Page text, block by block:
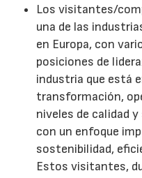
Los visitantes/
una de las
en Europa, con
posiciones de
industria que está
transformación,
niveles de calidad
con un enfoque
sostenibilidad,
Estos visitantes,